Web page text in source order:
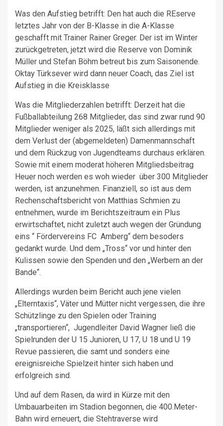
Was den Aufstieg betrifft: Den hat auch die REserve
letztes Jahr von der B-Klasse in die A-Klasse
geschafft mit Trainer Rainer Greger. Der ist im Winter
zurückgetreten, jetzt wird die Reserve von Dominik
Müller und Stefan Böhm betreut bis zum Saisonende.
Oktay Türksever wird dann neuer Coach, das Ziel ist
Aufstieg in die Kreisklasse
Was die Mitgliederzahlen betrifft: Derzeit hat die
Fußballabteilung 268 Mitglieder, das sind zwar rund 90
Mitglieder weniger als 2025, läßt sich allerdings mit
dem Verlust der (abgemeldeten) Damenmannschaft
und dem Rückzug von Jugendteams durchaus erklären.
Sowie mit einem moderat höheren Mitgliedsbeitrag
Heuer noch werden es woh wieder über 300 Mitglieder
werden, ist anzunehmen. Finanziell, so ist aus dem
Rechenschaftsbericht von Matthias Schmien zu
entnehmen, wurde im Berichtszeitraum ein Plus
erwirtschaftet, nicht zuletzt auch wegen der Gründung
eins “ Fördervereins FC Amberg“ dem besoders
gedankt wurde. Und dem „Tross“ vor und hinter den
Kulissen sowie den Spenden und den „Werbern an der
Bande“.
Allerdings wurden beim Bericht auch jene vielen
„Elterntaxis“, Väter und Mütter nicht vergessen, die ihre
Schützlinge zu den Spielen oder Training
„transportieren“, Jugendleiter David Wagner ließ die
Spielrunden der U 15 Junioren, U 17, U 18 und U 19
Revue passieren, die samt und sonders eine
ereignisreiche Spielzeit hinter sich haben und
erfolgreich sind.
Und auf dem Rasen, da wird in Kürze mit den
Umbauarbeiten im Stadion begonnen, die 400.Meter-
Bahn wird erneuert, die Stehtraverse wird